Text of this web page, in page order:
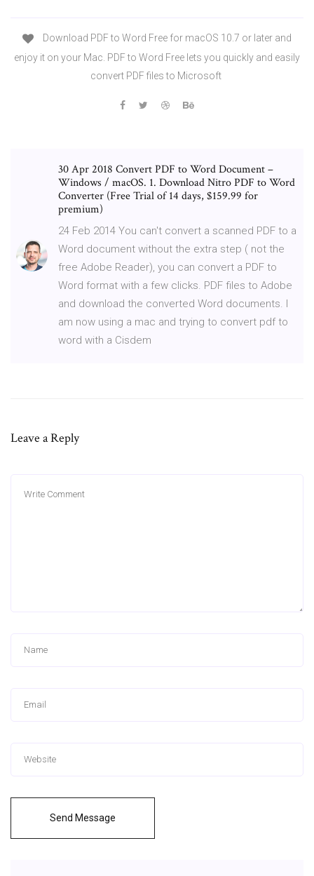
Download PDF to Word Free for macOS 10.7 or later and
enjoy it on your Mac. PDF to Word Free lets you quickly and easily
convert PDF files to Microsoft
30 Apr 2018 Convert PDF to Word Document –
Windows / macOS. 1. Download Nitro PDF to Word
Converter (Free Trial of 14 days, $159.99 for
premium)
24 Feb 2014 You can't convert a scanned PDF to a
Word document without the extra step ( not the
free Adobe Reader), you can convert a PDF to
Word format with a few clicks. PDF files to Adobe
and download the converted Word documents. I
am now using a mac and trying to convert pdf to
word with a Cisdem
Leave a Reply
Send Message